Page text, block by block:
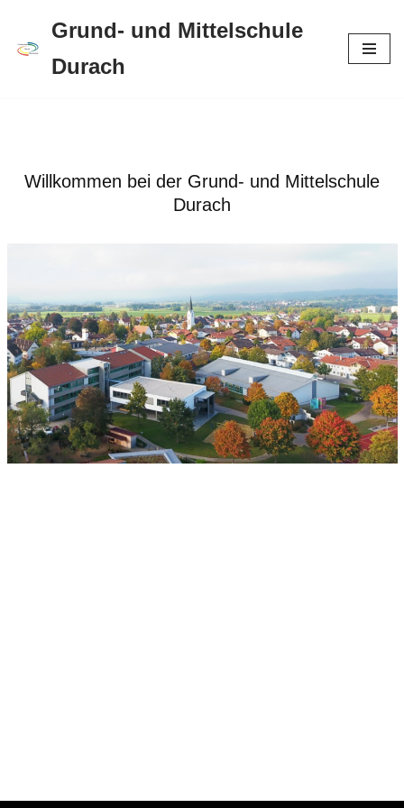
Zum
Grund- und Mittelschule
Durach
Willkommen bei der Grund- und Mittelschule
Durach